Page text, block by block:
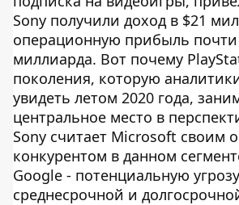
Sony получили доход в $21
операционную прибыль почти
миллиарда. Вот почему
поколения, которую
увидеть летом 2020 года,
центральное место в
Sony считает Microsoft своим
конкурентом в данном
Google - потенциальную
среднесрочной и